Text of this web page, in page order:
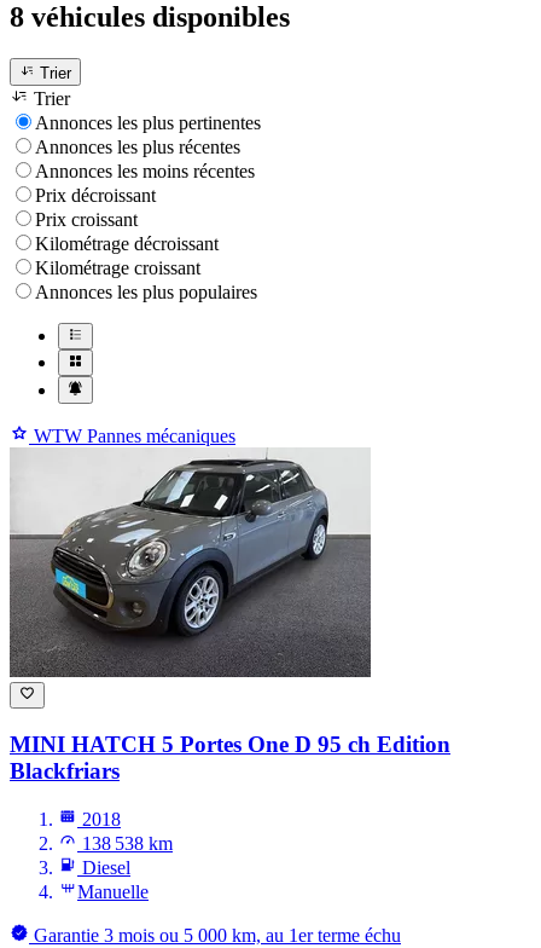
8 véhicules disponibles
Trier
Trier
Annonces les plus pertinentes
Annonces les plus récentes
Annonces les moins récentes
Prix décroissant
Prix croissant
Kilométrage décroissant
Kilométrage croissant
Annonces les plus populaires
WTW Pannes mécaniques
MINI HATCH 5 Portes One D 95 ch Edition
Blackfriars
2018
138 538 km
Diesel
Manuelle
Garantie 3 mois ou 5 000 km, au 1er terme échu